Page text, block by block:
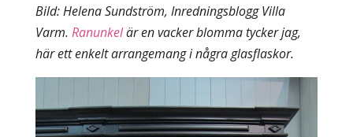
Bild: Helena Sundström, Inredningsblogg Villa
Varm. Ranunkelär en vacker blomma tycker jag,
här ett enkelt arrangemang i några glasflaskor.